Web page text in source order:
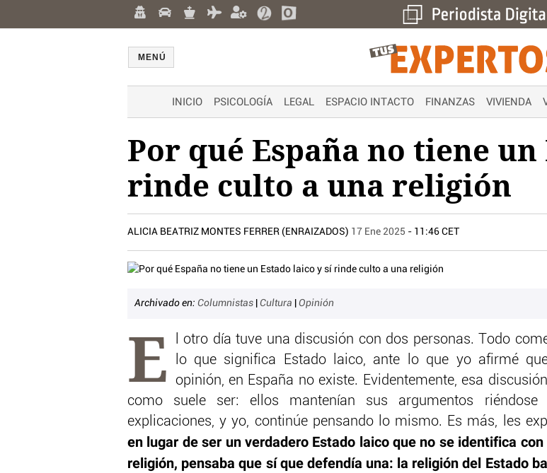
MENÚ
INICIO PSICOLOGÍA LEGAL ESPACIO INTACTO FINANZAS VIVIENDA
Por qué España no tiene
rinde culto a una religión
ALICIA BEATRIZ MONTES FERRER (ENRAIZADOS) 17 Ene 2025 - 11:46 CET
Archivado en: Columnistas Cultura Opinión
E
l otro día tuve una discusión con dos personas. Todo
lo que significa Estado laico, ante lo que yo afirmé
opinión, en España no existe. Evidentemente, esa
como suele ser: ellos mantenían sus argumentos
explicaciones, y yo, continúe pensando lo mismo. Es más, les
en lugar de ser un verdadero Estado laico que no se identifica con
religión, pensaba que sí que defendía una: la religión del Estado